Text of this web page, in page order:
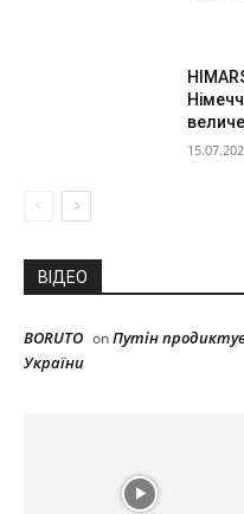
ВІДЕО
BORUTO onПутін
України